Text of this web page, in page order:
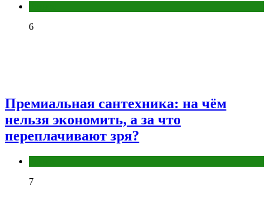
6
Премиальная сантехника: на чём
нельзя экономить, а за что
переплачивают зря?
7